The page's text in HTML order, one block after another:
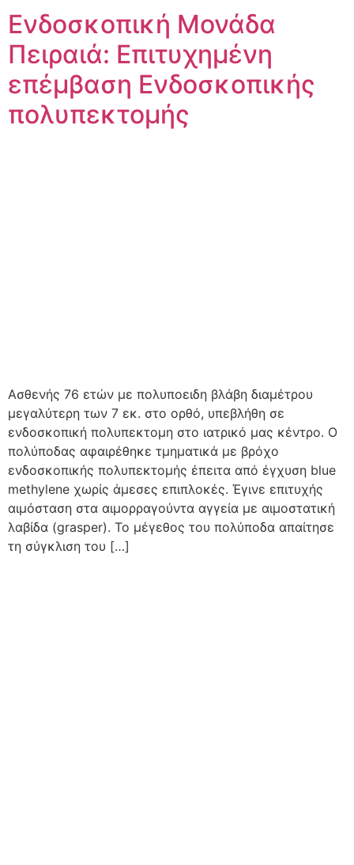
Ενδοσκοπική Μονάδα
Πειραιά: Επιτυχημένη
επέμβαση Ενδοσκοπικής
πολυπεκτομής
Ασθενής 76 ετών με πολυποειδη βλάβη διαμέτρου
μεγαλύτερη των 7 εκ. στο ορθό, υπεβλήθη σε
ενδοσκοπική πολυπεκτομη στο ιατρικό μας κέντρο. Ο
πολύποδας αφαιρέθηκε τμηματικά με βρόχο
ενδοσκοπικής πολυπεκτομής έπειτα από έγχυση blue
methylene χωρίς άμεσες επιπλοκές. Έγινε επιτυχής
αιμόσταση στα αιμορραγούντα αγγεία με αιμοστατική
λαβίδα (grasper). Το μέγεθος του πολύποδα απαίτησε
τη σύγκλιση του […]